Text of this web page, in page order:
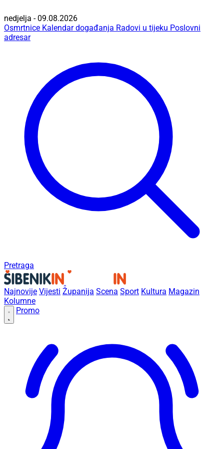
nedjelja - 09.08.2026
Osmrtnice Kalendar događanja Radovi u tijeku Poslovni
adresar
Pretraga
Najnovije Vijesti Županija Scena Sport Kultura Magazin
Kolumne
Promo